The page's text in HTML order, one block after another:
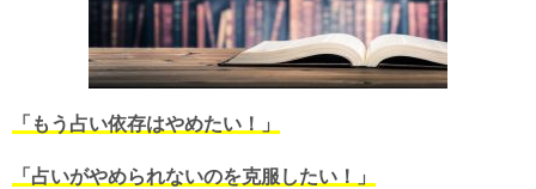
「もう占い依存はやめたい！」
「占いがやめられないのを克服したい！」